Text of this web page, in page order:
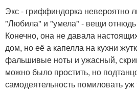
Экс - гриффиндорка невероятно
"Любила" и "умела" - вещи
Конечно, она не давала
дом, но её а капелла на кухни
фальшивые ноты и ужасный,
можно было простить, но
самодеятельность помиловать уж